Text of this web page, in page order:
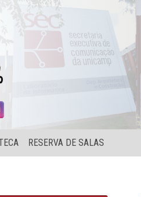
RESERVA DE SALAS